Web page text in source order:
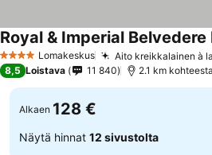
4 TähtiluokitusLomakeskus Aito kreikkalainen à
Royal & Imperial Belvedere
8,5 Loistava 11 840 2.1 km
Alkaen 128 €
Näytä hinnat 12 sivustolta